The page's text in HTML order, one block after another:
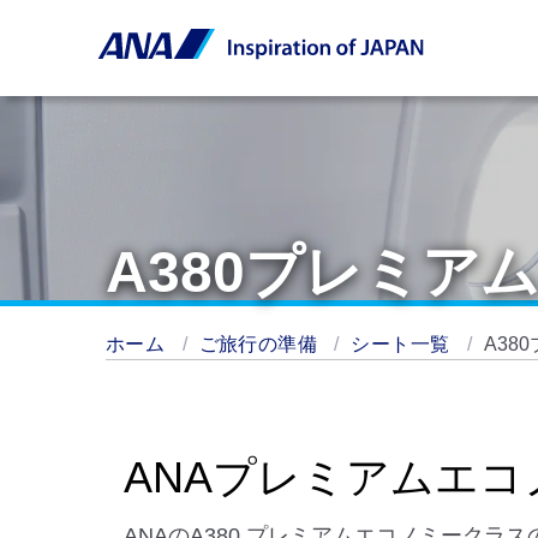
A380プレミア
ホーム ご旅行の準備 シート一覧 A380
ANAプレミアムエコ